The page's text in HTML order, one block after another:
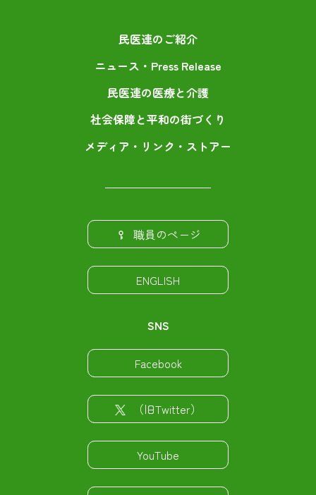
民医連のご紹介
ニュース・Press Release
民医連の医療と介護
社会保障と平和の街づくり
メディア・リンク・ストアー
職員のページ
ENGLISH
SNS
Facebook
（旧Twitter）
YouTube